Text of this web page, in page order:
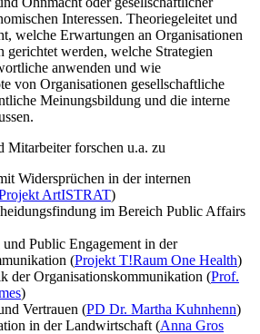
Interessen. Theoriegeleitet und
welche Erwartungen an Organisationen
werden, welche Strategien
anwenden und wie
von Organisationen gesellschaftliche
Meinungsbildung und die interne
Mitarbeiter forschen u.a. zu
Widersprüchen in der internen
ArtISTRAT)
im Bereich Public Affairs
Public Engagement in der
(Projekt T!Raum One Health)
der Organisationskommunikation (Prof.
)
Vertrauen (PD Dr. Martha Kuhnhenn)
in der Landwirtschaft (Anna Gros